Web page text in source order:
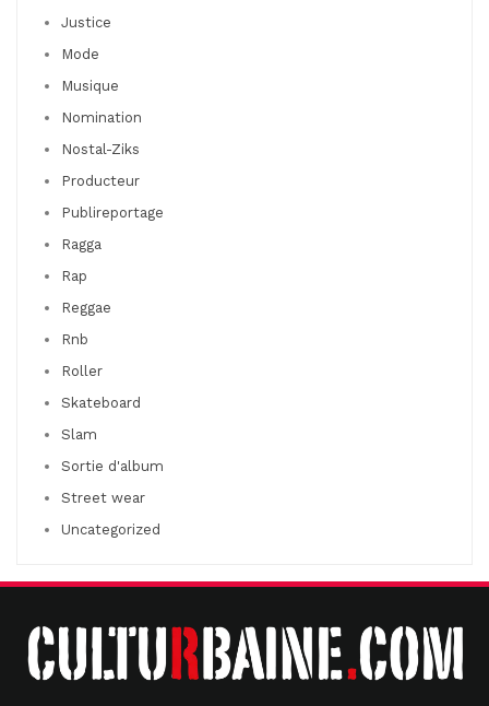
Justice
Mode
Musique
Nomination
Nostal-Ziks
Producteur
Publireportage
Ragga
Rap
Reggae
Rnb
Roller
Skateboard
Slam
Sortie d'album
Street wear
Uncategorized